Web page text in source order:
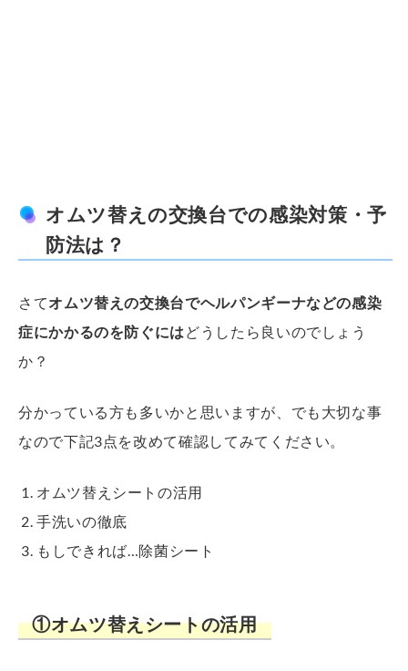
オムツ替えの交換台での感染対策・予
防法は？
さてオムツ替えの交換台でヘルパンギーナなどの感染
症にかかるのを防ぐには どうしたら良いのでしょう
か？
分かっている方も多いかと思いますが、でも大切な事
なので下記3点を改めて確認してみてください。
オムツ替えシートの活用
手洗いの徹底
もしできれば…除菌シート
①オムツ替えシートの活用